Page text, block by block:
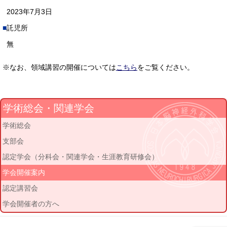
2023年7月3日
託児所
無
※なお、領域講習の開催についてはこちらをご覧ください。
学術総会・関連学会
学術総会
支部会
認定学会（分科会・関連学会・生涯教育研修会）
学会開催案内
認定講習会
学会開催者の方へ